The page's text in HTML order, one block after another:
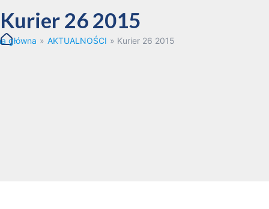
Kurier 26 2015
główna » AKTUALNOŚCI » Kurier 26 2015